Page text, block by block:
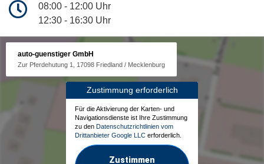
08:00 - 12:00 Uhr
12:30 - 16:30 Uhr
auto-guenstiger GmbH
Zur Pferdehutung 1, 17098 Friedland / Mecklenburg
Zustimmung erforderlich
Für die Aktivierung der Karten- und
Navigationsdienste ist Ihre Zustimmung
zu den Datenschutzrichtlinien vom
Drittanbieter Google LLC erforderlich.
Zustimmen